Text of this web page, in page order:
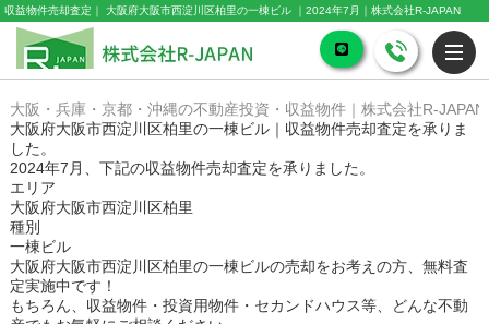
収益物件売却査定｜ 大阪府大阪市西淀川区柏里の一棟ビル ｜2024年7月｜株式会社R-JAPAN
大阪・兵庫・京都・沖縄の不動産投資・収益物件｜株式会社R-JAPAN
大阪府大阪市西淀川区柏里の一棟ビル｜収益物件売却査定を承りま
した。
2024年7月、下記の収益物件売却査定を承りました。
エリア
大阪府大阪市西淀川区柏里
種別
一棟ビル
大阪府大阪市西淀川区柏里の一棟ビルの売却をお考えの方、無料査
定実施中です！
もちろん、収益物件・投資用物件・セカンドハウス等、どんな不動